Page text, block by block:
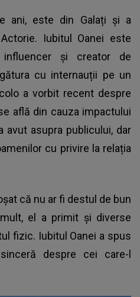
ani, este din Galați și a
Iubitul Oanei este
influencer și creator de
cu internauții pe un
a vorbit recent despre
află din cauza impactului
avut asupra publicului, dar
cu privire la relația
că nu ar fi destul de bun
el a primit și diverse
fizic. Iubitul Oanei a spus
despre cei care-l